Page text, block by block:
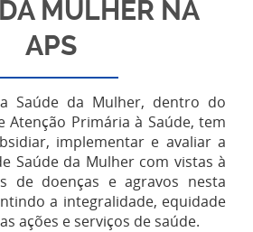
MULHER NA
APS
Saúde da Mulher, dentro do
Atenção Primária à Saúde, tem
implementar e avaliar a
Saúde da Mulher com vistas à
de doenças e agravos nesta
a integralidade, equidade
ações e serviços de saúde.